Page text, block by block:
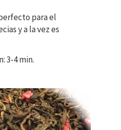
para el
y a la vez es
3-4 min.